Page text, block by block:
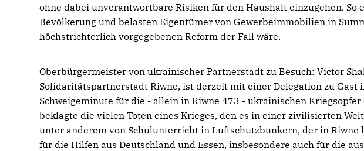
ohne dabei unverantwortbare Risiken für den Haushalt einzugehen.
Bevölkerung und belasten Eigentümer von Gewerbeimmobilien in
höchstrichterlich vorgegebenen Reform der Fall wäre.
Oberbürgermeister von ukrainischer Partnerstadt zu Besuch: Victor
Solidaritätspartnerstadt Riwne, ist derzeit mit einer Delegation zu Gast
Schweigeminute für die - allein in Riwne 473 - ukrainischen
beklagte die vielen Toten eines Krieges, den es in einer zivilisierten
unter anderem von Schulunterricht in Luftschutzbunkern, der in Riwne
für die Hilfen aus Deutschland und Essen, insbesondere auch für die